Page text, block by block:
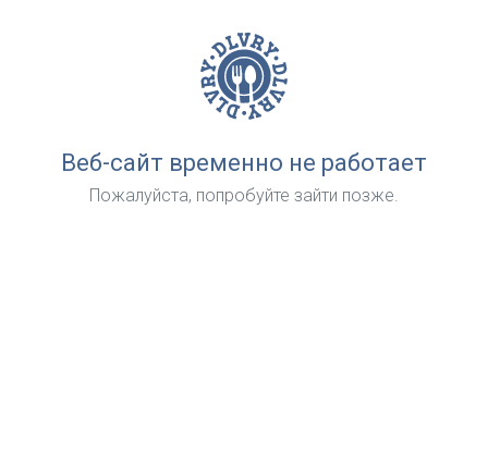
Веб-сайт временно не работает
Пожалуйста, попробуйте зайти позже.